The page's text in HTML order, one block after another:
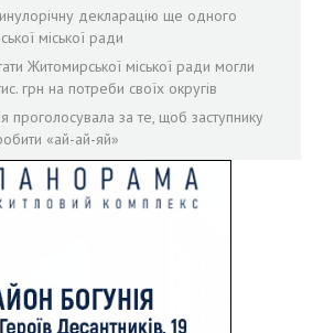
декларацію ще одного
міської ради
Житомирської міської ради могли
грн на потреби своїх округів
проголосувала за те, щоб заступнику
«ай-ай-яй»